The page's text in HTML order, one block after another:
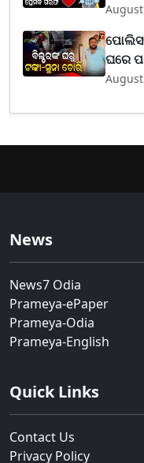
ଘରେ
News
News7 Odia
Prameya-ePaper
Prameya-Odia
Prameya-English
Quick Links
Contact Us
Privacy Policy